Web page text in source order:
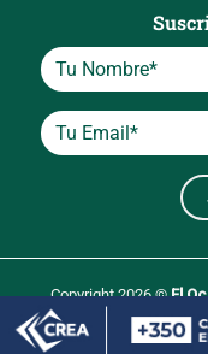
Copyright 2026 ©El